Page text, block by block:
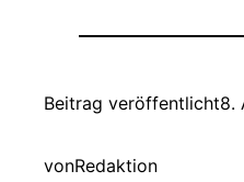
Beitrag veröffentlicht8.
vonRedaktion